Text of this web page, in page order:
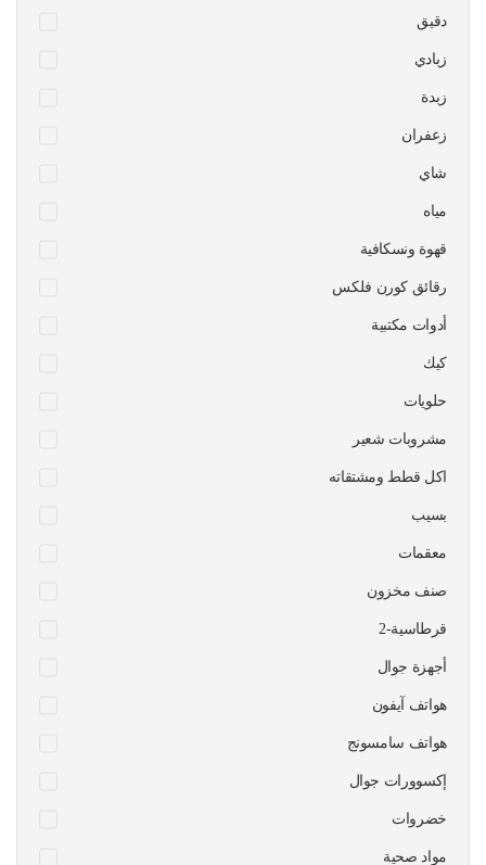
دقيق
زبادي
زبدة
زعفران
شاي
مياه
قهوة ونسكافية
رقائق كورن فلكس
أدوات مكتبية
كيك
حلويات
مشروبات شعير
اكل قطط ومشتقاته
بسيب
معقمات
صنف مخزون
قرطاسية-2
أجهزة جوال
هواتف آيفون
هواتف سامسونج
إكسوورات جوال
خضروات
مواد صحية